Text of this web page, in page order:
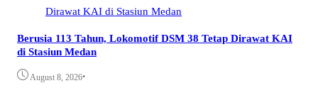
Berusia 113 Tahun, Lokomotif DSM 38 Tetap Dirawat KAI
di Stasiun Medan
August 8, 2026•